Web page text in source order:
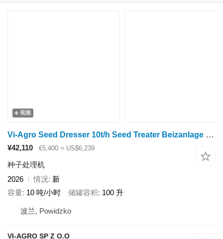
视频
Vi-Agro Seed Dresser 10t/h Seed Treater Beizanlage Mořička osiva
¥42,110 €5,400 ≈ US$6,239
种子处理机
2026
情况 新
容量 10 吨/小时 储罐容积 100 升
波兰, Powidzko
VI-AGRO SP Z O.O